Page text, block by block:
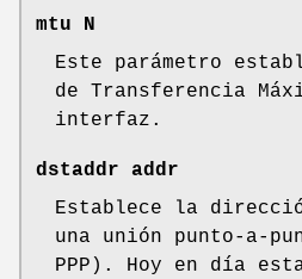
mtu N
Este parámetro
de Transferencia
interfaz.
dstaddr addr
Establece la
una unión punto-a-
PPP). Hoy en día